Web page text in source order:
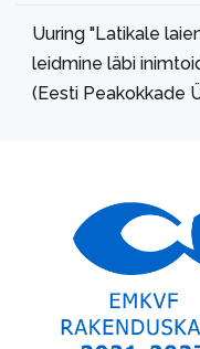
Uuring "Latikale
leidmine läbi
(Eesti Peakokkade